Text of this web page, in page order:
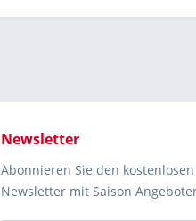
Newsletter
Abonnieren Sie den
Newsletter mit Saison